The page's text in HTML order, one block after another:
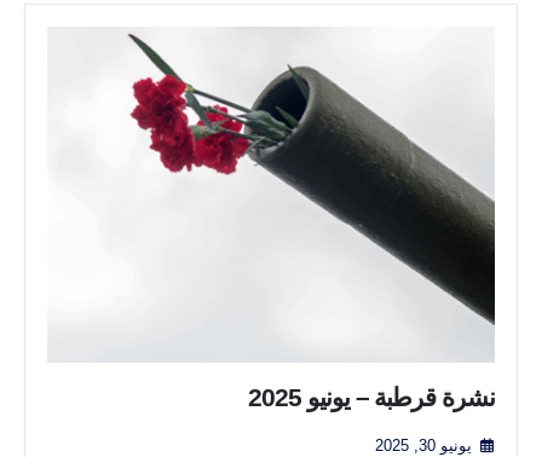
نشرة قرطبة – يونيو 2025
يونيو 30, 2025